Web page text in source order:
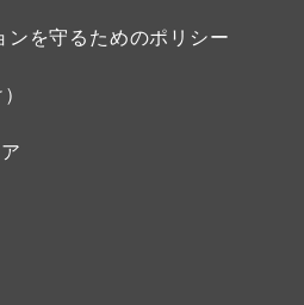
を守るためのポリシー